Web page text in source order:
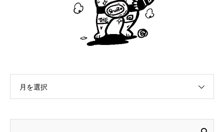
月を選択